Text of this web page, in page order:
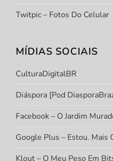
Twitpic – Fotos Do Celular
MÍDIAS SOCIAIS
CulturaDigitalBR
Diáspora [Pod
Facebook – O Jardim
Google Plus – Estou. Mais
Klout – O Meu Peso Em